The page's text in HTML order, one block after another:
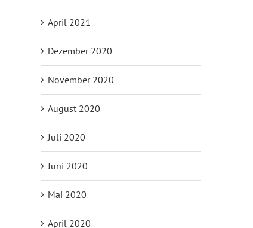
April 2021
Dezember 2020
November 2020
August 2020
Juli 2020
Juni 2020
Mai 2020
April 2020